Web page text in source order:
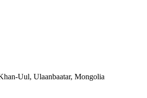
Uul, Ulaanbaatar, Mongolia